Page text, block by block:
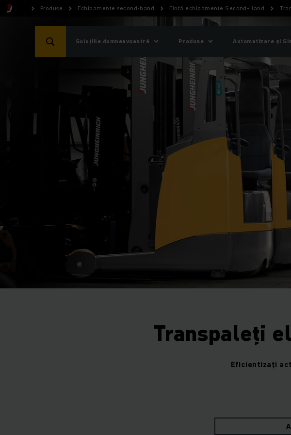
Produse Echipamente second-hand Flotă echipamente Second-Hand
Soluțiile dumneavoastră Produse Automatizare și
Transpaleți
Eficientizați
Venim în întâmpinarea clienților